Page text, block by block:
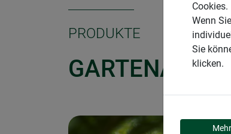
PRODUKTE
Cookies.
Wenn
Sie
klicken.